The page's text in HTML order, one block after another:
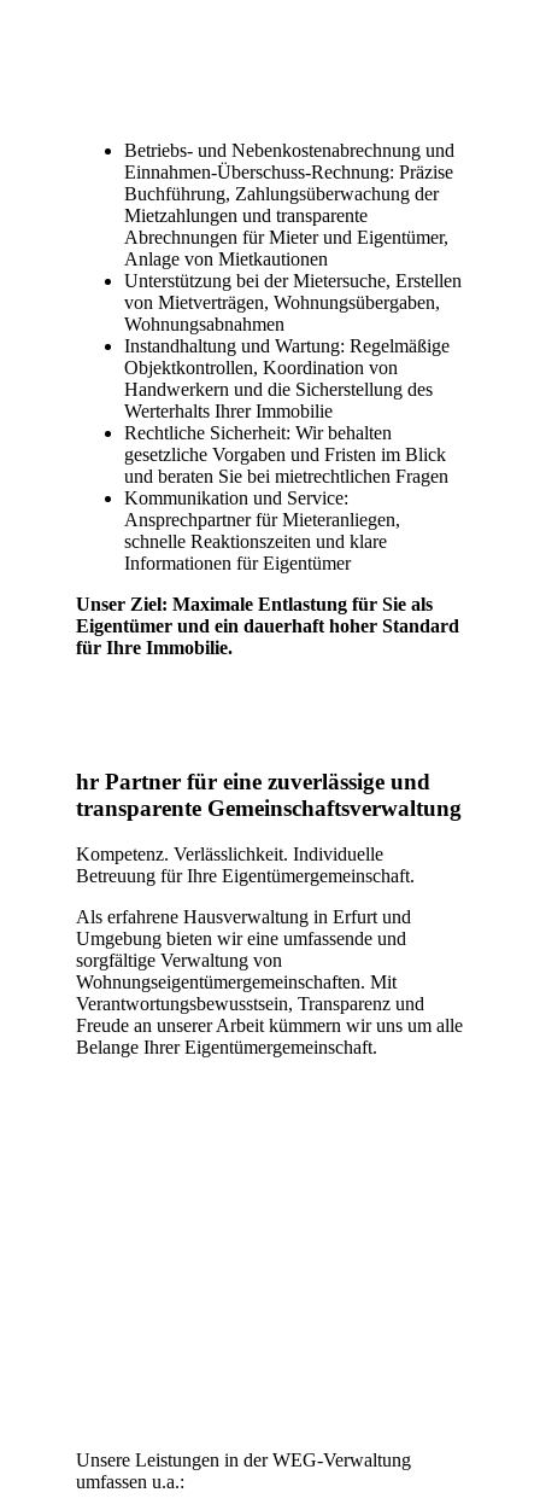
Betriebs- und Nebenkostenabrechnung und
Einnahmen-Überschuss-Rechnung: Präzise
Buchführung, Zahlungsüberwachung der
Mietzahlungen und transparente
Abrechnungen für Mieter und Eigentümer,
Anlage von Mietkautionen
Unterstützung bei der Mietersuche, Erstellen
von Mietverträgen, Wohnungsübergaben,
Wohnungsabnahmen
Instandhaltung und Wartung: Regelmäßige
Objektkontrollen, Koordination von
Handwerkern und die Sicherstellung des
Werterhalts Ihrer Immobilie
Rechtliche Sicherheit: Wir behalten
gesetzliche Vorgaben und Fristen im Blick
und beraten Sie bei mietrechtlichen Fragen
Kommunikation und Service:
Ansprechpartner für Mieteranliegen,
schnelle Reaktionszeiten und klare
Informationen für Eigentümer
Unser Ziel: Maximale Entlastung für Sie als
Eigentümer und ein dauerhaft hoher Standard
für Ihre Immobilie.
hr Partner für eine zuverlässige und
transparente Gemeinschaftsverwaltung
Kompetenz. Verlässlichkeit. Individuelle
Betreuung für Ihre Eigentümergemeinschaft.
Als erfahrene Hausverwaltung in Erfurt und
Umgebung bieten wir eine umfassende und
sorgfältige Verwaltung von
Wohnungseigentümergemeinschaften. Mit
Verantwortungsbewusstsein, Transparenz und
Freude an unserer Arbeit kümmern wir uns um alle
Belange Ihrer Eigentümergemeinschaft.
Unsere Leistungen in der WEG-Verwaltung
umfassen u.a.: